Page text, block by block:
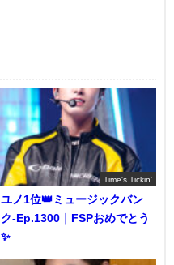
Time's Tickin'
ユノ1位👑ミュージックバン
ク-Ep.1300｜FSPおめでとう
✨️